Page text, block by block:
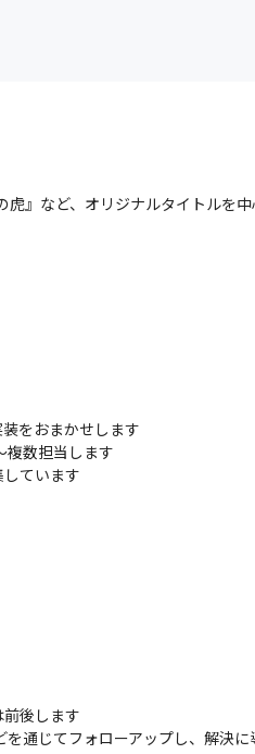
など、オリジナルタイトルを中
をおまかせします
複数担当します
ています
後します
通じてフォローアップし、解決